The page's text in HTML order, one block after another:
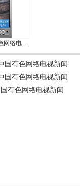
2026年2月27日中国有色网络电视新闻
国有色网络电视新闻
国有色网络电视新闻
有色网络电视新闻